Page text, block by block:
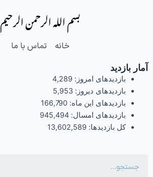
بسم الله الرحمن الرحیم
خانه تماس با ما
آمار بازدید
بازدیدهای امروز: 4,289
بازدیدهای دیروز: 5,953
بازدیدهای این ماه: 166,790
بازدیدهای امسال: 945,494
کل بازدیدها: 13,602,589